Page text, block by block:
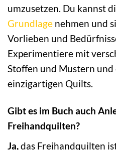
umzusetzen. Du kannst
Grundlage nehmen und
Vorlieben und
Experimentiere mit
Stoffen und Mustern
einzigartigen Quilts.
Gibt es im Buch auch
Freihandquilten?
Ja,das Freihandquilten